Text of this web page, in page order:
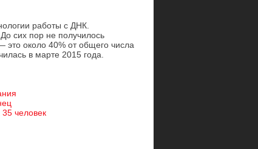
работы с ДНК.
сих пор не получилось
это около 40% от общего числа
в марте 2015 года.
человек